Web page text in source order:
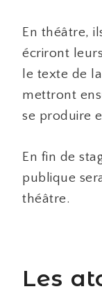
En théâtre,
écriront
le texte de
mettront
se produire
En fin de
publique
théâtre.
Les